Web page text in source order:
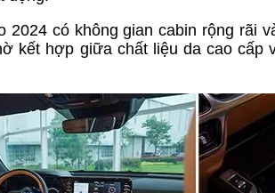
2024 có không gian cabin rộng rãi
kết hợp giữa chất liệu da cao